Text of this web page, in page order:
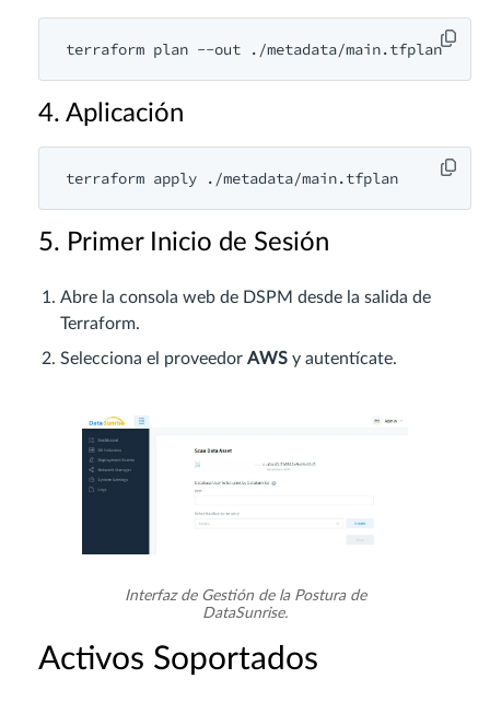
4. Aplicación
5. Primer Inicio de Sesión
Abre la consola web de DSPM desde la salida de
Terraform.
Selecciona el proveedor AWS y autentícate.
Interfaz de Gestión de la Postura de
DataSunrise.
Activos Soportados